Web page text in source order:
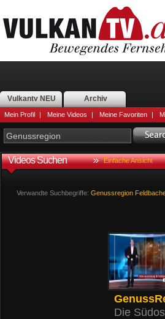
Vulkantv NEU Archiv
Mein Profil | Meine Videos | Meine Favoriten |
Videos Suchen Einfache Ansicht
Verwandte Suchbegriffe: Genussregion
Die